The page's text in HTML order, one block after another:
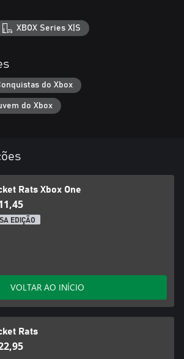
XBOX Series X|S
do Xbox
do Xbox
Rats Xbox One
EDIÇÃO
VOLTAR AO INÍCIO
Rats